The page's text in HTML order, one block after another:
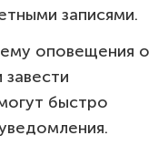
записями.
оповещения о
завести
быстро